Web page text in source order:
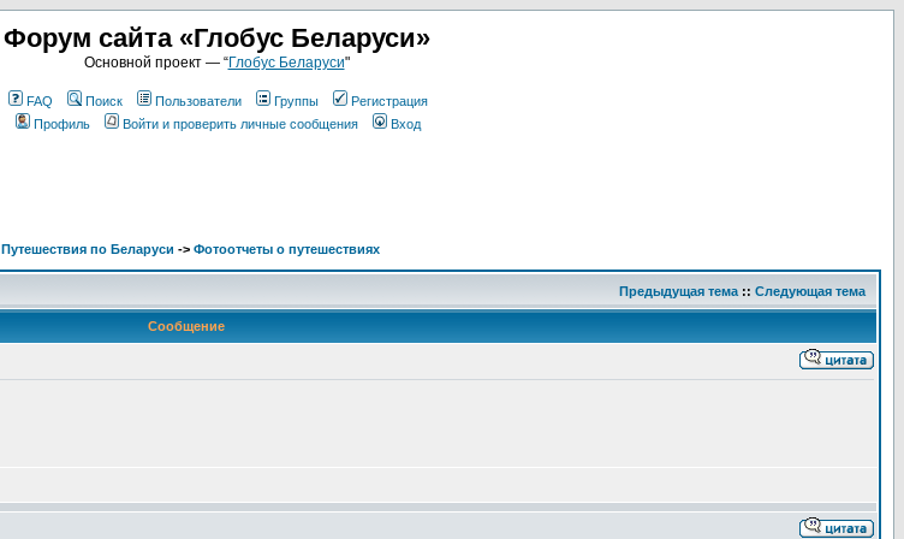
Форум сайта «Глобус Беларуси»
Основной проект — “Глобус Беларуси"
FAQ Поиск Пользователи Группы
Регистрация
Профиль
Войти и проверить личные сообщения Вход
Путешествия по Беларуси -> Фотоотчеты о путешествиях
Предыдущая тема :: Следующая тема
Сообщение